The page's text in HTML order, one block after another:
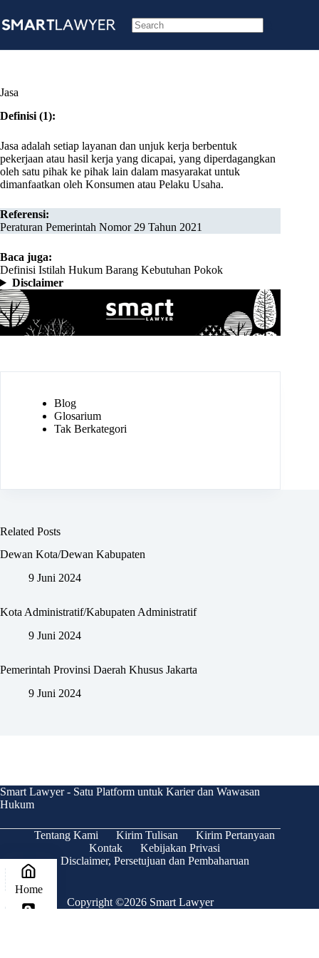
to
content
results
Jasa
Definisi (1):
Jasa adalah setiap layanan dan unjuk kerja berbentuk
pekerjaan atau hasil kerja yang dicapai, yang diperdagangkan
oleh satu pihak ke pihak lain dalam masyarakat untuk
dimanfaatkan oleh Konsumen atau Pelaku Usaha.
Referensi:
Peraturan Pemerintah Nomor 29 Tahun 2021
Baca juga:
Definisi Istilah Hukum Barang Kebutuhan Pokok
Disclaimer
Blog
Glosarium
Tak Berkategori
Related Posts
Dewan Kota/Dewan Kabupaten
9 Juni 2024
Kota Administratif/Kabupaten Administratif
9 Juni 2024
Pemerintah Provinsi Daerah Khusus Jakarta
9 Juni 2024
Smart Lawyer - Satu Platform untuk Karier dan Wawasan
Hukum
Tentang Kami Kirim Tulisan
Kirim Pertanyaan
Kontak
Kebijakan Privasi
Disclaimer, Persetujuan dan Pembaharuan
Copyright ©2026 Smart Lawyer
Home